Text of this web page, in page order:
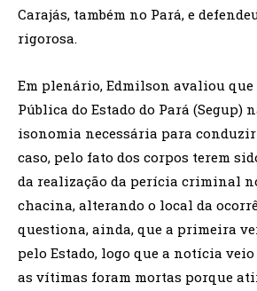
Carajás, também no Pará, e
rigorosa.
Em plenário, Edmilson avaliou que
Pública do Estado do Pará (Segup)
isonomia necessária para
caso, pelo fato dos corpos terem
da realização da perícia criminal
chacina, alterando o local da
questiona, ainda, que a primeira
pelo Estado, logo que a notícia
as vítimas foram mortas porque